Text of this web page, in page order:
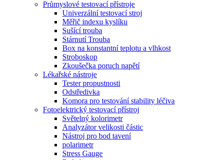
Průmyslové testovací přístroje
Univerzální testovací stroj
Měřič indexu kyslíku
Sušící trouba
Stárnutí Trouba
Box na konstantní teplotu a vlhkost
Stroboskop
Zkoušečka poruch napětí
Lékařské nástroje
Tester propustnosti
Odstředivka
Komora pro testování stability léčiva
Fotoelektrický testovací přístroj
Světelný kolorimetr
Analyzátor velikosti částic
Nástroj pro bod tavení
polarimetr
Stress Gauge